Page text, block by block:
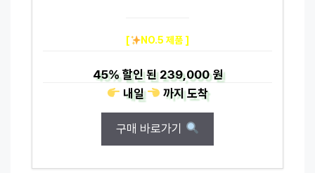
[ NO.5 제품 ]
45%할인 된239,000 원
내일
까지도착
구매 바로가기